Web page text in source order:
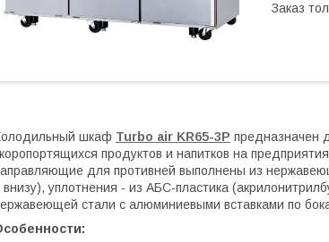
Заказ
шкаф Turbo air KR65-3P предназначен
продуктов и напитков на
для противней выполнены из
внизу), уплотнения - из АБС-пластика
стали с алюминиевыми вставками по